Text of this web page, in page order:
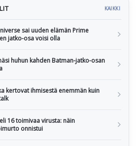
KAIKKI
sai uuden elämän Prime
jatko-osa voisi olla
huhun kahden Batman-jatko-osan
kertovat ihmisestä enemmän kuin
16 toimivaa virusta: näin
onnistui